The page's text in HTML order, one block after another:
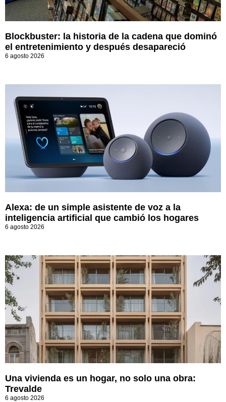
Blockbuster: la historia de la cadena que dominó
el entretenimiento y después desapareció
6 agosto 2026
Alexa: de un simple asistente de voz a la
inteligencia artificial que cambió los hogares
6 agosto 2026
Una vivienda es un hogar, no solo una obra:
Trevalde
6 agosto 2026